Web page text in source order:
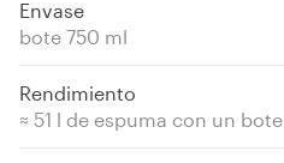
Envase
bote 750 ml
Rendimiento
≈ 51 l de espuma con un bote